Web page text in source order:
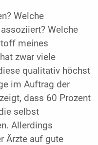
Welche
Welche
meines
zwar viele
qualitativ höchst
im Auftrag der
dass 60 Prozent
selbst
Allerdings
Ärzte auf gute